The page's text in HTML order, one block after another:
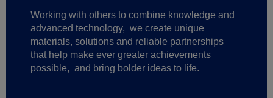
Working with others to combine knowledge and
advanced technology, we create unique
materials, solutions and reliable partnerships
that help make ever greater achievements
possible, and bring bolder ideas to life.